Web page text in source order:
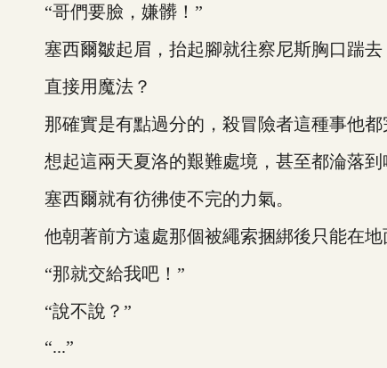
“哥們要臉，嫌髒！”
塞西爾皺起眉，抬起腳就往察尼斯胸口踹去
直接用魔法？
那確實是有點過分的，殺冒險者這種事他都
想起這兩天夏洛的艱難處境，甚至都淪落到
塞西爾就有彷彿使不完的力氣。
他朝著前方遠處那個被繩索捆綁後只能在地
“那就交給我吧！”
“說不說？”
“...”